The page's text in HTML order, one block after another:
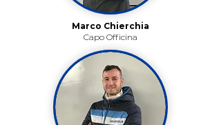
Marco Chierchia
Capo Officina